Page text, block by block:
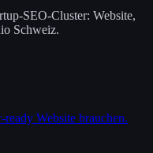
SEO-Cluster: Website,
Schweiz.
Website brauchen.